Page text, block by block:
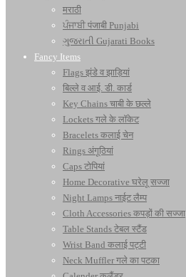
मराठी
ਪੰਜਾਬੀ पंजाबी Punjabi
ગુજરાતી Gujarati Books
Fancy Items
Flags झंडे व झाड़ियां
बिल्ले व आई. डी. कार्ड
Key Chains चाबी के छल्ले
Lockets गले के लॉकेट
Bracelets कलाई चेन
Rings अंगूठियां
Caps टोपियां
Home Decorative घरेलू सज्जा
Night Lamps नाईट लैम्प
Cloth Accessories कपड़ों की सज्जा
Table Stands टेबल स्टैंड
Wrist Band कलाई पट्टी
Neck Muffler गले का पटका